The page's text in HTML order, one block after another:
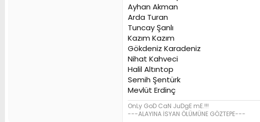
Ayhan Akman
Arda Turan
Tuncay Şanlı
Kazım Kazım
Gökdeniz Karadeniz
Nihat Kahveci
Halil Altıntop
Semih Şentürk
Mevlüt Erdinç
OnLy GoD CaN JuDgE mE.!!!
---ALAYINA İSYAN ÖLÜMÜNE GÖZTEPE---